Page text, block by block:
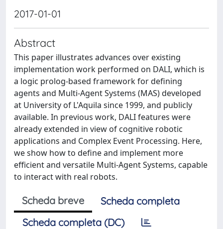
2017-01-01
Abstract
This paper illustrates advances over existing
implementation work performed on DALI, which is
a logic prolog-based framework for defining
agents and Multi-Agent Systems (MAS) developed
at University of L'Aquila since 1999, and publicly
available. In previous work, DALI features were
already extended in view of cognitive robotic
applications and Complex Event Processing. Here,
we show how to define and implement more
efficient and versatile Multi-Agent Systems, capable
to interact with real robots.
Scheda breve
Scheda completa
Scheda completa (DC)